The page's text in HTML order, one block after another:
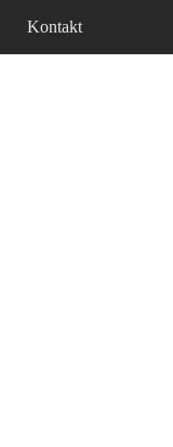
Kontakt